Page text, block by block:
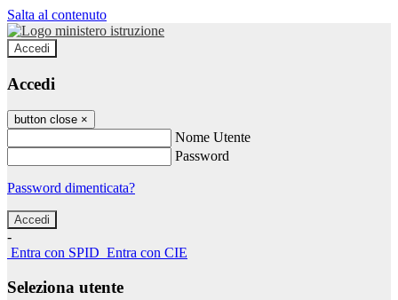
Salta al contenuto
Accedi
Accedi
button close ×
Nome Utente
Password
Password dimenticata?
-
Entra con SPID Entra con CIE
Seleziona utente